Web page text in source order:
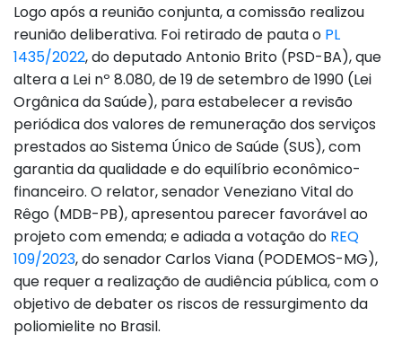
Logo após a reunião conjunta, a comissão realizou
reunião deliberativa. Foi retirado de pauta o PL
1435/2022, do deputado Antonio Brito (PSD-BA), que
altera a Lei nº 8.080, de 19 de setembro de 1990 (Lei
Orgânica da Saúde), para estabelecer a revisão
periódica dos valores de remuneração dos serviços
prestados ao Sistema Único de Saúde (SUS), com
garantia da qualidade e do equilíbrio econômico-
financeiro. O relator, senador Veneziano Vital do
Rêgo (MDB-PB), apresentou parecer favorável ao
projeto com emenda; e adiada a votação do REQ
109/2023, do senador Carlos Viana (PODEMOS-MG),
que requer a realização de audiência pública, com o
objetivo de debater os riscos de ressurgimento da
poliomielite no Brasil.